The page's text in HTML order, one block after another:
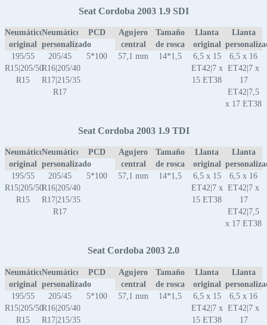
Seat Cordoba 2003 1.9 SDI
Neumático
original
Neumático
personalizado
PCD
Agujero
central
Tamaño
de rosca
Llanta
original
Llanta
195/55
R15|205/50
R15
205/45
R16|205/40
R17|215/35
R17
5*100 57,1 mm 14*1,5
6,5 x 15
ET42|7 x
15 ET38
6,5 x 16
ET42|7 x
17
ET42|7,5
x 17 ET38
Seat Cordoba 2003 1.9 TDI
Neumático
original
Neumático
personalizado
PCD
Agujero
central
Tamaño
de rosca
Llanta
original
Llanta
195/55
R15|205/50
R15
205/45
R16|205/40
R17|215/35
R17
5*100 57,1 mm 14*1,5
6,5 x 15
ET42|7 x
15 ET38
6,5 x 16
ET42|7 x
17
ET42|7,5
x 17 ET38
Seat Cordoba 2003 2.0
Neumático
original
Neumático
personalizado
PCD
Agujero
central
Tamaño
de rosca
Llanta
original
Llanta
195/55
R15|205/50
R15
205/45
R16|205/40
R17|215/35
5*100 57,1 mm 14*1,5
6,5 x 15
ET42|7 x
15 ET38
6,5 x 16
ET42|7 x
17